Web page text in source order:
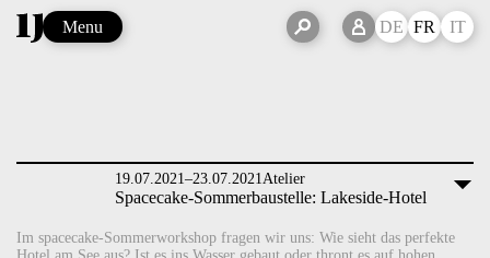
Menu DE FR IT
19.07.2021–23.07.2021Atelier
Spacecake-Sommerbaustelle: Lakeside-Hotel
Im spacecake-Sommerworkshop fragen wir uns: Wie sieht das perfekte